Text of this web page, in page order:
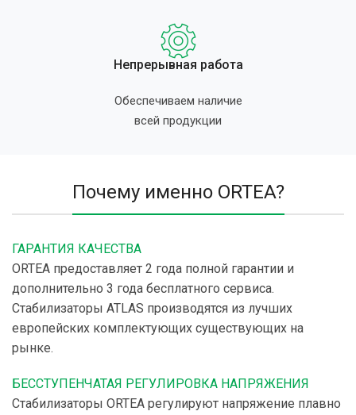
Непрерывная работа
Обеспечиваем наличие
всей продукции
Почему именно ORTEA?
ГАРАНТИЯ КАЧЕСТВА
ORTEA предоставляет 2 года полной гарантии и
дополнительно 3 года бесплатного сервиса.
Стабилизаторы ATLAS производятся из лучших
европейских комплектующих существующих на
рынке.
БЕССТУПЕНЧАТАЯ РЕГУЛИРОВКА НАПРЯЖЕНИЯ
Стабилизаторы ORTEA регулируют напряжение плавно